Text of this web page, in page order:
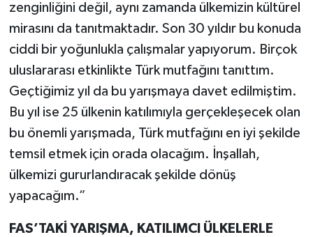
zenginliğini değil, aynı zamanda ülkemizin kültürel
mirasını da tanıtmaktadır. Son 30 yıldır bu konuda
ciddi bir yoğunlukla çalışmalar yapıyorum. Birçok
uluslararası etkinlikte Türk mutfağını tanıttım.
Geçtiğimiz yıl da bu yarışmaya davet edilmiştim.
Bu yıl ise 25 ülkenin katılımıyla gerçekleşecek olan
bu önemli yarışmada, Türk mutfağını en iyi şekilde
temsil etmek için orada olacağım. İnşallah,
ülkemizi gururlandıracak şekilde dönüş
yapacağım.”
FAS’TAKİ YARIŞMA, KATILIMCI ÜLKELERLE